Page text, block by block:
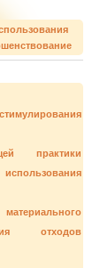
практики
отходов